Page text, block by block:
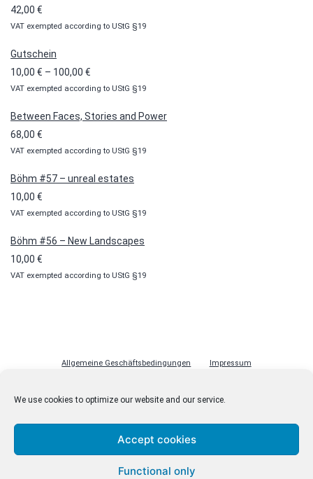
We use cookies to optimize our website and our service.
Accept cookies
Functional only
42,00 €
VAT exempted according to UStG §19
Gutschein
10,00 € – 100,00 €
10,00 €
VAT exempted according to UStG §19
Between Faces, Stories and Power
68,00 €
VAT exempted according to UStG §19
Böhm #57 – unreal estates
10,00 €
VAT exempted according to UStG §19
Böhm #56 – New Landscapes
10,00 €
VAT exempted according to UStG §19
Allgemeine Geschäftsbedingungen Impressum